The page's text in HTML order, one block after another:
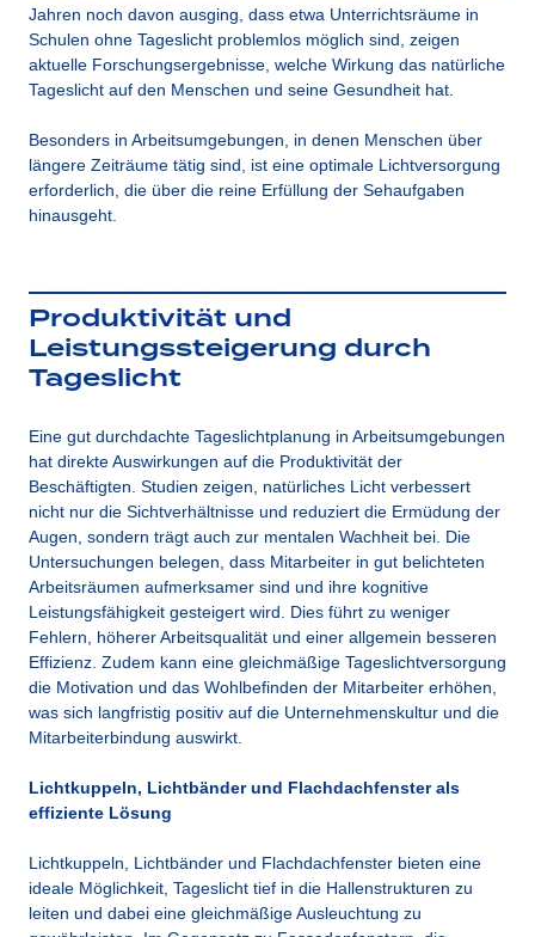
Jahren noch davon ausging, dass etwa Unterrichtsräume in
Schulen ohne Tageslicht problemlos möglich sind, zeigen
aktuelle Forschungsergebnisse, welche Wirkung das natürliche
Tageslicht auf den Menschen und seine Gesundheit hat.
Besonders in Arbeitsumgebungen, in denen Menschen über
längere Zeiträume tätig sind, ist eine optimale Lichtversorgung
erforderlich, die über die reine Erfüllung der Sehaufgaben
hinausgeht.
Produktivität und
Leistungssteigerung durch
Tageslicht
Eine gut durchdachte Tageslichtplanung in Arbeitsumgebungen
hat direkte Auswirkungen auf die Produktivität der
Beschäftigten. Studien zeigen, natürliches Licht verbessert
nicht nur die Sichtverhältnisse und reduziert die Ermüdung der
Augen, sondern trägt auch zur mentalen Wachheit bei. Die
Untersuchungen belegen, dass Mitarbeiter in gut belichteten
Arbeitsräumen aufmerksamer sind und ihre kognitive
Leistungsfähigkeit gesteigert wird. Dies führt zu weniger
Fehlern, höherer Arbeitsqualität und einer allgemein besseren
Effizienz. Zudem kann eine gleichmäßige Tageslichtversorgung
die Motivation und das Wohlbefinden der Mitarbeiter erhöhen,
was sich langfristig positiv auf die Unternehmenskultur und die
Mitarbeiterbindung auswirkt.
Lichtkuppeln, Lichtbänder und Flachdachfenster als
effiziente Lösung
Lichtkuppeln, Lichtbänder und Flachdachfenster bieten eine
ideale Möglichkeit, Tageslicht tief in die Hallenstrukturen zu
leiten und dabei eine gleichmäßige Ausleuchtung zu